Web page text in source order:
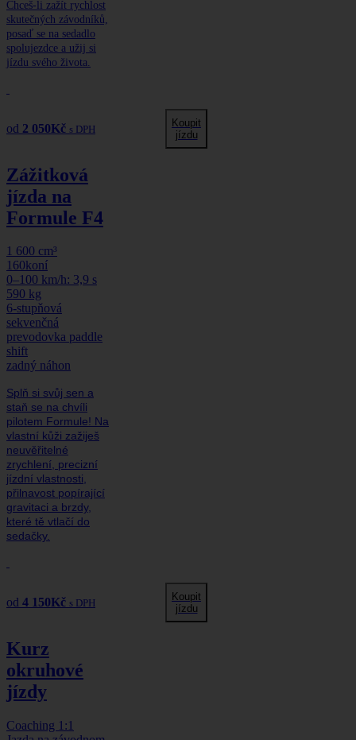
Chceš-li zažít rychlost
skutečných závodníků,
posaď se na sedadlo
spolujezdce a užij si
jízdu svého života.
od 2 050Kč s DPH
Koupit
jízdu
Zážitková
jízda na
Formule F4
1 600 cm³
160koní
0–100 km/h: 3,9 s
590 kg
6-stupňová
sekvenčná
prevodovka paddle
shift
zadný náhon
Splň si svůj sen a
staň se na chvíli
pilotem Formule! Na
vlastní kůži zažiješ
neuvěřitelné
zrychlení, precizní
jízdní vlastnosti,
přilnavost popírající
gravitaci a brzdy,
které tě vtlačí do
sedačky.
od 4 150Kč s DPH
Koupit
jízdu
Kurz
okruhové
jízdy
Coaching 1:1